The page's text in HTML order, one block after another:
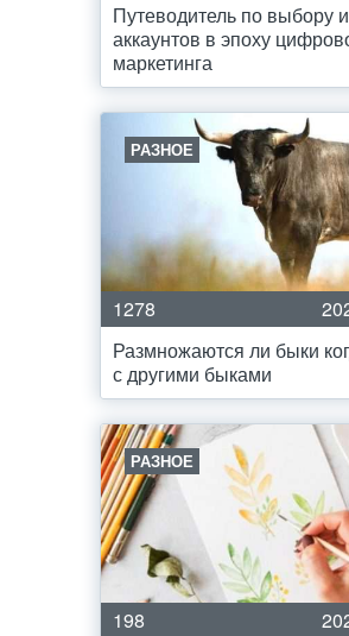
Путеводитель по выбору
аккаунтов в эпоху
маркетинга
РАЗНОЕ
1278
Размножаются ли быки
с другими быками
РАЗНОЕ
198